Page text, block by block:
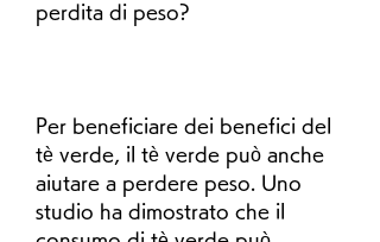
perdita di peso?
Per beneficiare dei benefici del
tè verde, il tè verde può anche
aiutare a perdere peso. Uno
studio ha dimostrato che il